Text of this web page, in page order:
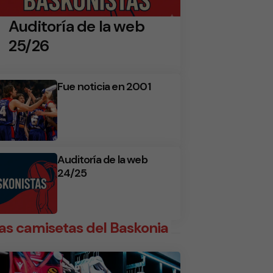
Auditoría de la web
25/26
Fue noticia en 2001
Auditoría de la web
24/25
camisetas del Baskonia